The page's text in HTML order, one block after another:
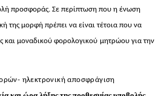
προσφοράς. Σε περίπτωση που η ένωση
της μορφή πρέπει να είναι τέτοια που να
και μοναδικού φορολογικού μητρώου για την
ηλεκτρονική αποσφράγιση